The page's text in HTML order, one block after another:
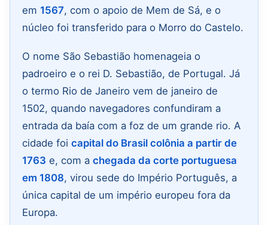
em 1567, com o apoio de Mem de Sá, e o
núcleo foi transferido para o Morro do Castelo.
O nome São Sebastião homenageia o
padroeiro e o rei D. Sebastião, de Portugal. Já
o termo Rio de Janeiro vem de janeiro de
1502, quando navegadores confundiram a
entrada da baía com a foz de um grande rio. A
cidade foi capital do Brasil colônia a partir de
1763 e, com a chegada da corte portuguesa
em 1808, virou sede do Império Português, a
única capital de um império europeu fora da
Europa.